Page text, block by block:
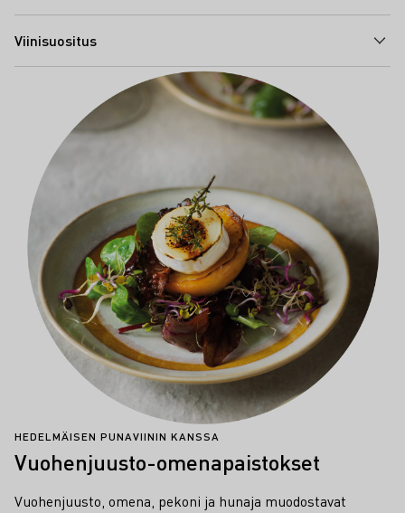
Viinisuositus
HEDELMÄISEN PUNAVIININ KANSSA
Vuohenjuusto-omenapaistokset
Vuohenjuusto, omena, pekoni ja hunaja muodostavat